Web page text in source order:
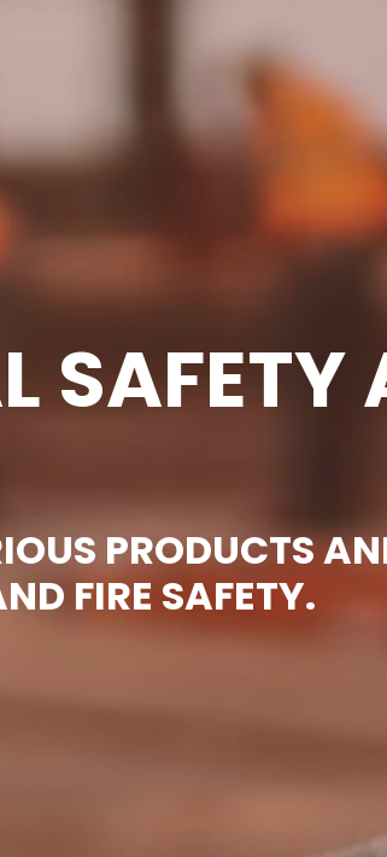
SAFETY
PRODUCTS
FIRE SAFETY.